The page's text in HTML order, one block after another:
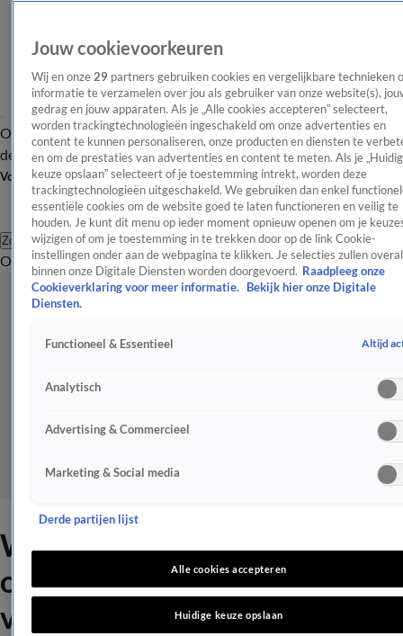
OverzichtAfleveringen Entertainment TV Algemeen
Tip
de redactieNieuwsbrief
Volg Shownieuws
Zoeken
OverzichtEntertainmentSpraakmakendRealityCrimeVideo's
Wibi Soerjadi emotioneel
over hartverscheurend
verlies
Jouw cookievoorkeuren
Wij en onze 29 partners gebruiken cookies en vergelijkbare technieken
informatie te verzamelen over jou als gebruiker van onze website(s),
gedrag en jouw apparaten. Als je „Alle cookies accepteren” selecteert,
worden trackingtechnologieën ingeschakeld om onze advertenties en
content te kunnen personaliseren, onze producten en diensten te
en om de prestaties van advertenties en content te meten. Als je
keuze opslaan” selecteert of je toestemming intrekt, worden deze
trackingtechnologieën uitgeschakeld. We gebruiken dan enkel
essentiële cookies om de website goed te laten functioneren en veilig te
houden. Je kunt dit menu op ieder moment opnieuw openen om je
wijzigen of om je toestemming in te trekken door op de link Cookie-
instellingen onder aan de webpagina te klikken. Je selecties zullen overal
binnen onze Digitale Diensten worden doorgevoerd. Raadpleeg onze
Cookieverklaring voor meer informatie.
Bekijk hier onze Digitale
Diensten.
Functioneel & Essentieel Altijd
Analytisch
Advertising & Commercieel
Marketing & Social media
Derde partijen lijst
Alle cookies accepteren
Huidige keuze opslaan